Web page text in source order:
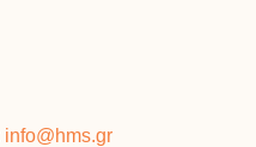
info@hms.gr